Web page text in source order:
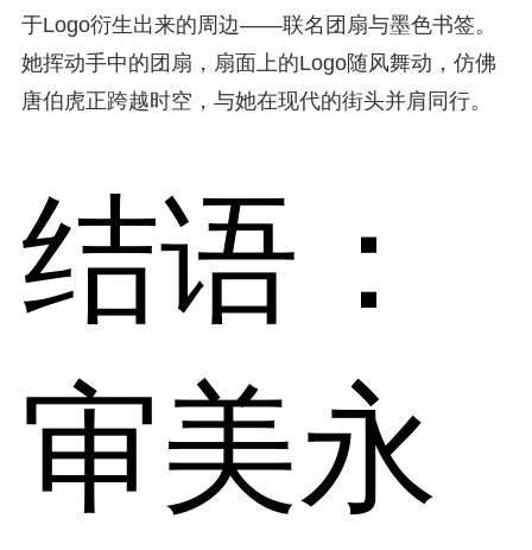
于Logo衍生出来的周边——联名团扇与墨色书签。
她挥动手中的团扇，扇面上的Logo随风舞动，仿佛
唐伯虎正跨越时空，与她在现代的街头并肩同行。
结语：
审美永